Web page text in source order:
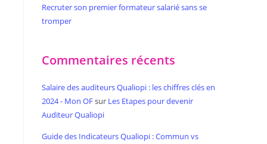
Recruter son premier formateur salarié sans se
tromper
Commentaires récents
Salaire des auditeurs Qualiopi : les chiffres clés en
2024 - Mon OFsur Les Etapes pour devenir
Auditeur Qualiopi
Guide des Indicateurs Qualiopi : Commun vs